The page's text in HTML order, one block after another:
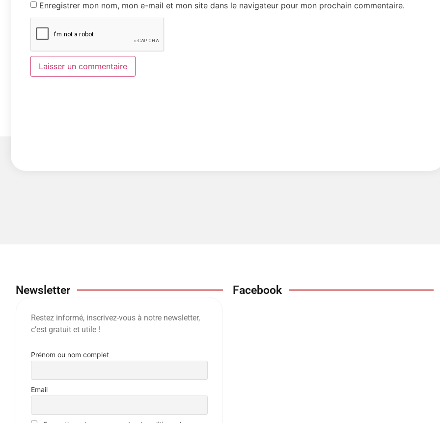
Enregistrer mon nom, mon e-mail et mon site dans le navigateur pour mon prochain commentaire.
Newsletter
Restez informé, inscrivez-vous à notre newsletter,
c’est gratuit et utile !
Prénom ou nom complet
Email
Facebook